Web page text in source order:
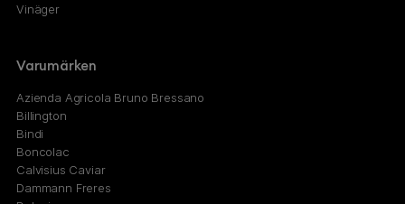
Vinäger
Varumärken
Azienda Agricola Bruno Bressano
Billington
Bindi
Boncolac
Calvisius Caviar
Dammann Freres